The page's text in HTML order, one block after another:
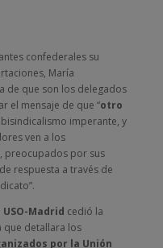
confederales su
María
de que son los delegados
el mensaje de que “otro
imperante, y
ven a los
preocupados por sus
respuesta a través de
USO-Madrid cedió la
que detallara los
por la Unión